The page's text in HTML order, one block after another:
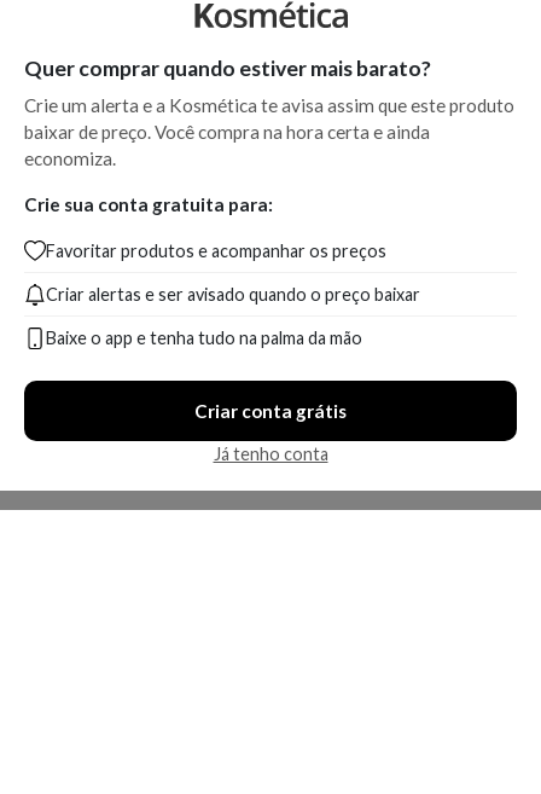
Quer comprar quando estiver mais barato?
Crie um alerta e a Kosmética te avisa assim que este produto
baixar de preço. Você compra na hora certa e ainda
economiza.
Crie sua conta gratuita para:
Favoritar produtos e acompanhar os preços
Criar alertas e ser avisado quando o preço baixar
Baixe o app e tenha tudo na palma da mão
Criar conta grátis
Já tenho conta